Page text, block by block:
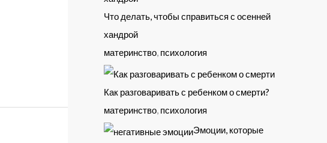
Что делать, чтобы справиться с осенней
хандрой
материнство, психология
Как разговаривать с ребенком о смерти?
материнство, психология
Эмоции, которые